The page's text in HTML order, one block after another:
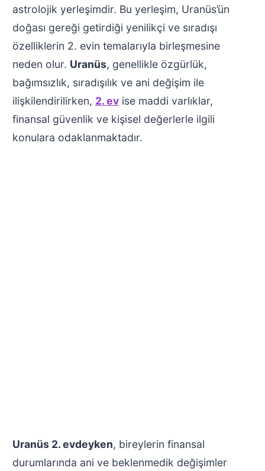
astrolojik yerleşimdir. Bu yerleşim, Uranüs’ün
doğası gereği getirdiği yenilikçi ve sıradışı
özelliklerin 2. evin temalarıyla birleşmesine
neden olur. Uranüs, genellikle özgürlük,
bağımsızlık, sıradışılık ve ani değişim ile
ilişkilendirilirken, 2. evise maddi varlıklar,
finansal güvenlik ve kişisel değerlerle ilgili
konulara odaklanmaktadır.
Uranüs 2. evdeyken, bireylerin finansal
durumlarında ani ve beklenmedik değişimler